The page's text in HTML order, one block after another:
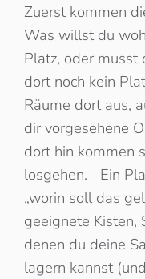
Zuerst kommen
Was willst du
Platz, oder
dort noch kein
Räume dort aus,
dir vorgesehene
dort hin kommen
losgehen. Ein
„worin soll das
geeignete Kisten,
denen du deine
lagern kannst